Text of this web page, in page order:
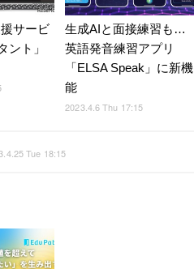
サービ
ント」
生成AIと面接練習も…
英語発音練習アプリ
「ELSA Speak」に新機
能
2023.4.6 Thu 17:15
Tue 18:15